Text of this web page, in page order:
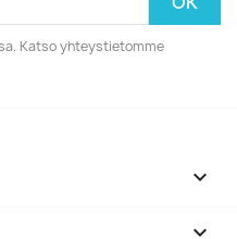
Katso yhteystietomme

